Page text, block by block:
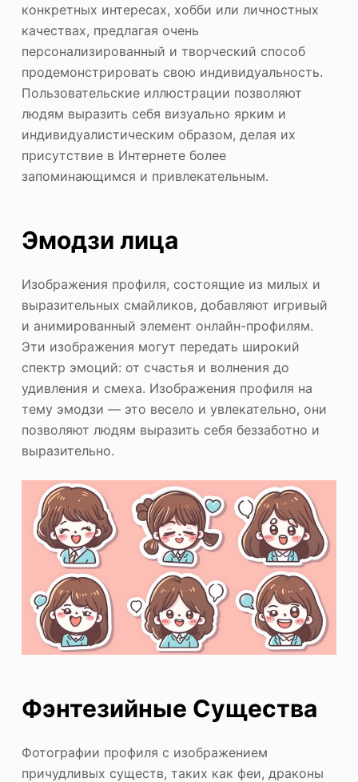
конкретных интересах, хобби или личностных
качествах, предлагая очень
персонализированный и творческий способ
продемонстрировать свою индивидуальность.
Пользовательские иллюстрации позволяют
людям выразить себя визуально ярким и
индивидуалистическим образом, делая их
присутствие в Интернете более
запоминающимся и привлекательным.
Эмодзи лица
Изображения профиля, состоящие из милых и
выразительных смайликов, добавляют игривый
и анимированный элемент онлайн-профилям.
Эти изображения могут передать широкий
спектр эмоций: от счастья и волнения до
удивления и смеха. Изображения профиля на
тему эмодзи — это весело и увлекательно, они
позволяют людям выразить себя беззаботно и
выразительно.
Фэнтезийные Существа
Фотографии профиля с изображением
причудливых существ, таких как феи, драконы